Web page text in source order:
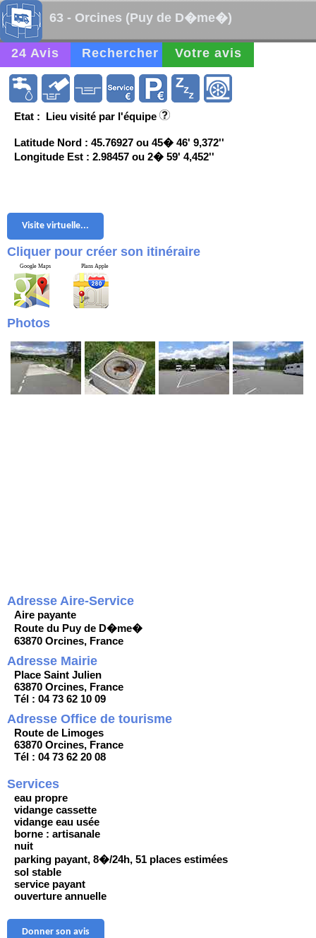
63 - Orcines (Puy de D�me�)
24 Avis Rechercher Votre avis
Etat : Lieu visité par l'équipe
Latitude Nord : 45.76927 ou 45� 46' 9,372''
Longitude Est : 2.98457 ou 2� 59' 4,452''
Visite virtuelle...
Cliquer pour créer son itinéraire
Google Maps Plans Apple
Photos
Adresse Aire-Service
Aire payante
Route du Puy de D�me�
63870 Orcines, France
Adresse Mairie
Place Saint Julien
63870 Orcines, France
Tél : 04 73 62 10 09
Adresse Office de tourisme
Route de Limoges
63870 Orcines, France
Tél : 04 73 62 20 08
Services
eau propre
vidange cassette
vidange eau usée
borne : artisanale
nuit
parking payant, 8�/24h, 51 places estimées
sol stable
service payant
ouverture annuelle
Donner son avis